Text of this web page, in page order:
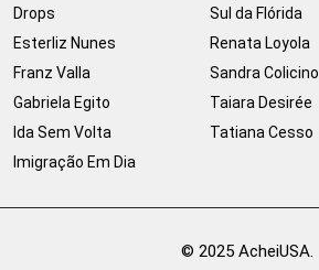
Drops
Esterliz Nunes
Franz Valla
Gabriela Egito
Ida Sem Volta
Imigração Em Dia
Sul da Flórida
Renata Loyola
Sandra Colicino
Taiara Desirée
Tatiana Cesso
© 2025 AcheiUSA.